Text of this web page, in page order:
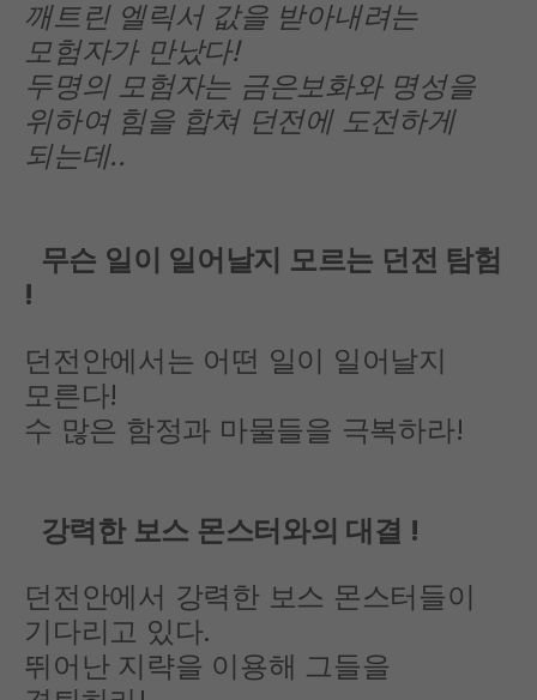
깨트린 엘릭서 값을 받아내려는
모험자가 만났다!
두명의 모험자는 금은보화와 명성을
위하여 힘을 합쳐 던전에 도전하게
되는데..
무슨 일이 일어날지 모르는 던전 탐험
!
던전안에서는 어떤 일이 일어날지
모른다!
수 많은 함정과 마물들을 극복하라!
강력한 보스 몬스터와의 대결 !
던전안에서 강력한 보스 몬스터들이
기다리고 있다.
뛰어난 지략을 이용해 그들을